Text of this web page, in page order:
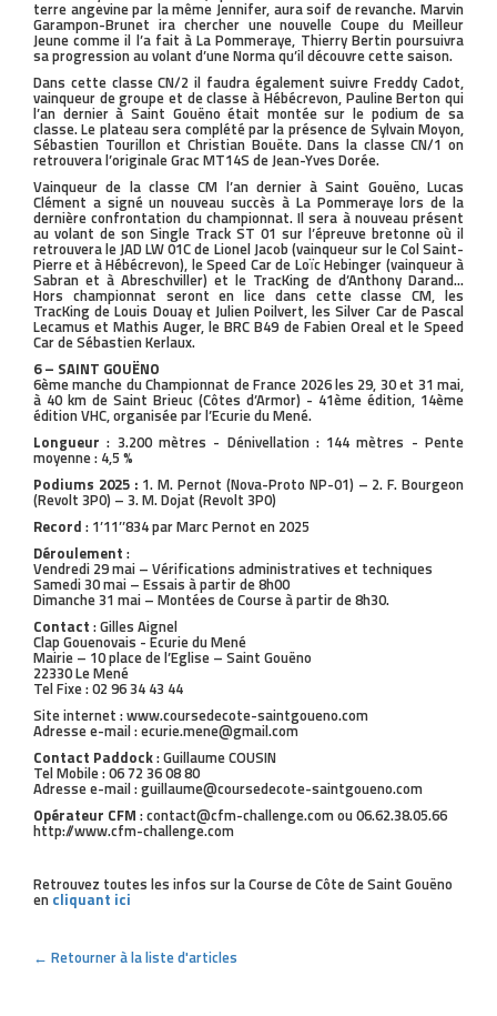
terre angevine par la même Jennifer, aura soif de revanche. Marvin
Garampon-Brunet ira chercher une nouvelle Coupe du Meilleur
Jeune comme il l’a fait à La Pommeraye, Thierry Bertin poursuivra
sa progression au volant d’une Norma qu’il découvre cette saison.
Dans cette classe CN/2 il faudra également suivre Freddy Cadot,
vainqueur de groupe et de classe à Hébécrevon, Pauline Berton qui
l’an dernier à Saint Gouëno était montée sur le podium de sa
classe. Le plateau sera complété par la présence de Sylvain Moyon,
Sébastien Tourillon et Christian Bouëte. Dans la classe CN/1 on
retrouvera l’originale Grac MT14S de Jean-Yves Dorée.
Vainqueur de la classe CM l’an dernier à Saint Gouëno, Lucas
Clément a signé un nouveau succès à La Pommeraye lors de la
dernière confrontation du championnat. Il sera à nouveau présent
au volant de son Single Track ST 01 sur l’épreuve bretonne où il
retrouvera le JAD LW 01C de Lionel Jacob (vainqueur sur le Col Saint-
Pierre et à Hébécrevon), le Speed Car de Loïc Hebinger (vainqueur à
Sabran et à Abreschviller) et le TracKing de d’Anthony Darand...
Hors championnat seront en lice dans cette classe CM, les
TracKing de Louis Douay et Julien Poilvert, les Silver Car de Pascal
Lecamus et Mathis Auger, le BRC B49 de Fabien Oreal et le Speed
Car de Sébastien Kerlaux.
6 – SAINT GOUËNO
6ème manche du Championnat de France 2026 les 29, 30 et 31 mai,
à 40 km de Saint Brieuc (Côtes d’Armor) - 41ème édition, 14ème
édition VHC, organisée par l’Ecurie du Mené.
Longueur: 3.200 mètres - Dénivellation : 144 mètres - Pente
moyenne : 4,5 %
Podiums 2025 : 1. M. Pernot (Nova-Proto NP-01) – 2. F. Bourgeon
(Revolt 3P0) – 3. M. Dojat (Revolt 3P0)
Record : 1’11’’834 par Marc Pernot en 2025
Déroulement :
Vendredi 29 mai – Vérifications administratives et techniques
Samedi 30 mai – Essais à partir de 8h00
Dimanche 31 mai – Montées de Course à partir de 8h30.
Contact : Gilles Aignel
Clap Gouenovais - Ecurie du Mené
Mairie – 10 place de l’Eglise – Saint Gouëno
22330 Le Mené
Tel Fixe : 02 96 34 43 44
Site internet : www.coursedecote-saintgoueno.com
Adresse e-mail : ecurie.mene@gmail.com
Contact Paddock: Guillaume COUSIN
Tel Mobile : 06 72 36 08 80
Adresse e-mail : guillaume@coursedecote-saintgoueno.com
Opérateur CFM : contact@cfm-challenge.com ou 06.62.38.05.66
http://www.cfm-challenge.com
Retrouvez toutes les infos sur la Course de Côte de Saint Gouëno
en cliquant ici
← Retourner à la liste d'articles